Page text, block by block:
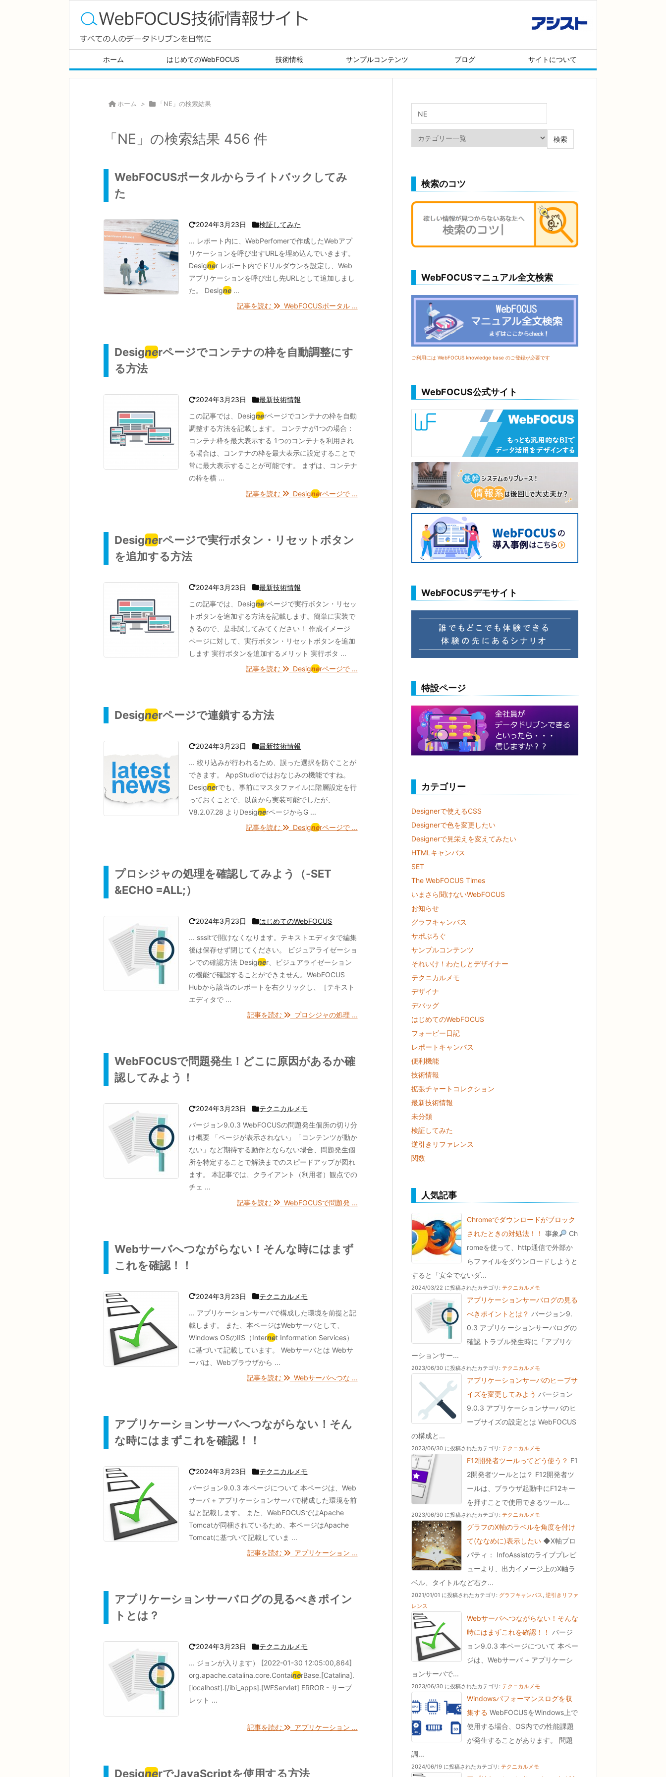
ホーム はじめてのWebFOCUS 技術情報 サンプルコンテンツ ブログ サイトについて
ホーム > 「NE」の検索結果
「NE」の検索結果 456 件
WebFOCUSポータルからライトバックしてみ
た
2024年3月23日
検証してみた
... レポート内に、WebPerfomerで作成したWebアプ
リケーションを呼び出すURLを埋め込んでいきます。
Designer レポート内でドリルダウンを設定し、Web
アプリケーションを呼び出し先URLとして追加しまし
た。 Designe ...
記事を読む
WebFOCUSポータル ...
Designerページでコンテナの枠を自動調整にす
る方法
2024年3月23日
最新技術情報
この記事では、Designerページでコンテナの枠を自動
調整する方法を記載します。 コンテナが1つの場合：
コンテナ枠を最大表示する 1つのコンテナを利用され
る場合は、コンテナの枠を最大表示に設定することで
常に最大表示することが可能です。 まずは、コンテナ
の枠を横 ...
記事を読む
Designerページで ...
Designerページで実行ボタン・リセットボタン
を追加する方法
2024年3月23日
最新技術情報
この記事では、Designerページで実行ボタン・リセッ
トボタンを追加する方法を記載します。簡単に実装で
きるので、是非試してみてください！ 作成イメージ
ページに対して、実行ボタン・リセットボタンを追加
します 実行ボタンを追加するメリット 実行ボタ ...
記事を読む
Designerページで ...
Designerページで連鎖する方法
2024年3月23日
最新技術情報
... 絞り込みが行われるため、誤った選択を防ぐことが
できます。 AppStudioではおなじみの機能ですね。
Designerでも、事前にマスタファイルに階層設定を行
っておくことで、以前から実装可能でしたが、
V8.2.07.28 よりDesignerページからG ...
記事を読む
Designerページで ...
プロシジャの処理を確認してみよう（-SET
&ECHO =ALL;）
2024年3月23日
はじめてのWebFOCUS
... sssitで開けなくなります。テキストエディタで編集
後は保存せず閉じてください。 ビジュアライゼーショ
ンでの確認方法 Designer、ビジュアライゼーション
の機能で確認することができません。WebFOCUS
Hubから該当のレポートを右クリックし、［テキスト
エディタで ...
記事を読む
プロシジャの処理 ...
WebFOCUSで問題発生！どこに原因があるか確
認してみよう！
2024年3月23日
テクニカルメモ
バージョン9.0.3 WebFOCUSの問題発生個所の切り分
け概要 「ページが表示されない」「コンテンツが動か
ない」など期待する動作とならない場合、問題発生個
所を特定することで解決までのスピードアップが図れ
ます。 本記事では、クライアント（利用者）観点での
チェ ...
記事を読む
WebFOCUSで問題発 ...
Webサーバへつながらない！そんな時にはまず
これを確認！！
2024年3月23日
テクニカルメモ
... アプリケーションサーバで構成した環境を前提と記
載します。 また、本ページはWebサーバとして、
Windows OSのIIS（Internet Information Services）
に基づいて記載しています。 Webサーバとは Webサ
ーバは、Webブラウザから ...
記事を読む
Webサーバへつな ...
アプリケーションサーバへつながらない！そん
な時にはまずこれを確認！！
2024年3月23日
テクニカルメモ
バージョン9.0.3 本ページについて 本ページは、Web
サーバ + アプリケーションサーバで構成した環境を前
提と記載します。 また、WebFOCUSではApache
Tomcatが同梱されているため、本ページはApache
Tomcatに基づいて記載していま ...
記事を読む
アプリケーション ...
アプリケーションサーバログの見るべきポイン
トとは？
2024年3月23日
テクニカルメモ
... ジョンが入ります） [2022-01-30 12:05:00,864]
org.apache.catalina.core.ContainerBase.[Catalina].
[localhost].[/ibi_apps].[WFServlet] ERROR - サーブ
レット ...
記事を読む アプリケーション ...
DesignerでJavaScriptを使用する方法
検索のコツ
WebFOCUSマニュアル全文検索
ご利用には WebFOCUS knowledge base のご登録が必要です
WebFOCUS公式サイト
WebFOCUSデモサイト
特設ページ
カテゴリー
Designerで使えるCSS
Designerで色を変更したい
Designerで見栄えを変えてみたい
HTMLキャンバス
SET
The WebFOCUS Times
いまさら聞けないWebFOCUS
お知らせ
グラフキャンバス
サポぶろぐ
サンプルコンテンツ
それいけ！わたしとデザイナー
テクニカルメモ
デザイナ
デバッグ
はじめてのWebFOCUS
フォービー日記
レポートキャンバス
便利機能
技術情報
拡張チャートコレクション
最新技術情報
未分類
検証してみた
逆引きリファレンス
関数
人気記事
Chromeでダウンロードがブロック
されたときの対処法！！ 事象
Ch
romeを使って、http通信で外部か
らファイルをダウンロードしようと
すると「安全でないダ...
2024/03/22 に投稿されたカテゴリ: テクニカルメモ
アプリケーションサーバログの見る
べきポイントとは？ バージョン9.
0.3 アプリケーションサーバログの
確認 トラブル発生時に「アプリケ
ーションサー...
2023/06/30 に投稿されたカテゴリ: テクニカルメモ
アプリケーションサーバのヒープサ
イズを変更してみよう バージョン
9.0.3 アプリケーションサーバのヒ
ープサイズの設定とは WebFOCUS
の構成と...
2023/06/30 に投稿されたカテゴリ: テクニカルメモ
F12開発者ツールってどう使う？ F1
2開発者ツールとは？ F12開発者ツ
ールは、ブラウザ起動中にF12キー
を押すことで使用できるツール...
2023/06/30 に投稿されたカテゴリ: テクニカルメモ
グラフのX軸のラベルを角度を付け
て(ななめに)表示したい ◆X軸プロ
パティ： InfoAssistのライブプレビ
ューより、出力イメージ上のX軸ラ
ベル、タイトルなど右ク...
2021/01/01 に投稿されたカテゴリ: グラフキャンバス, 逆引きリファ
レンス
Webサーバへつながらない！そんな
時にはまずこれを確認！！ バージ
ョン9.0.3 本ページについて 本ペー
ジは、Webサーバ + アプリケーシ
ョンサーバで...
2023/06/30 に投稿されたカテゴリ: テクニカルメモ
Windowsパフォーマンスログを収
集する WebFOCUSをWindows上で
使用する場合、OS内での性能課題
が発生することがあります。 問題
調...
2024/06/19 に投稿されたカテゴリ: テクニカルメモ